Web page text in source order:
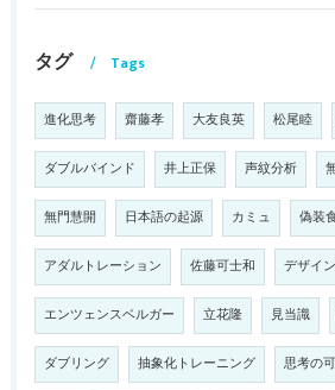
タグ Tags
進化思考 齋藤孝 大友良英 松尾睦
ダブルバインド 井上正保 声紋分析
無門慧開 日本語の起源 カミュ 偽装
アダルトレーション 佐藤可士和 デザイ
エンツェンスベルガー 立花隆 見当識
ダブリング 抽象化トレーニング 思考の